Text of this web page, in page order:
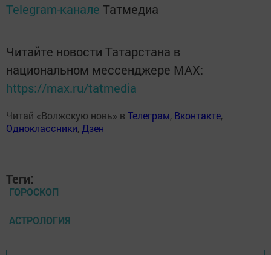
Telegram-канале Татмедиа
Читайте новости Татарстана в
национальном мессенджере MАХ:
https://max.ru/tatmedia
Читай «Волжскую новь» в Телеграм, Вконтакте,
Одноклассники, Дзен
Теги:
ГОРОСКОП
АСТРОЛОГИЯ